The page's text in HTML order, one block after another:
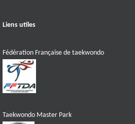
Liens utiles
Fédération Française de taekwondo
Taekwondo Master Park